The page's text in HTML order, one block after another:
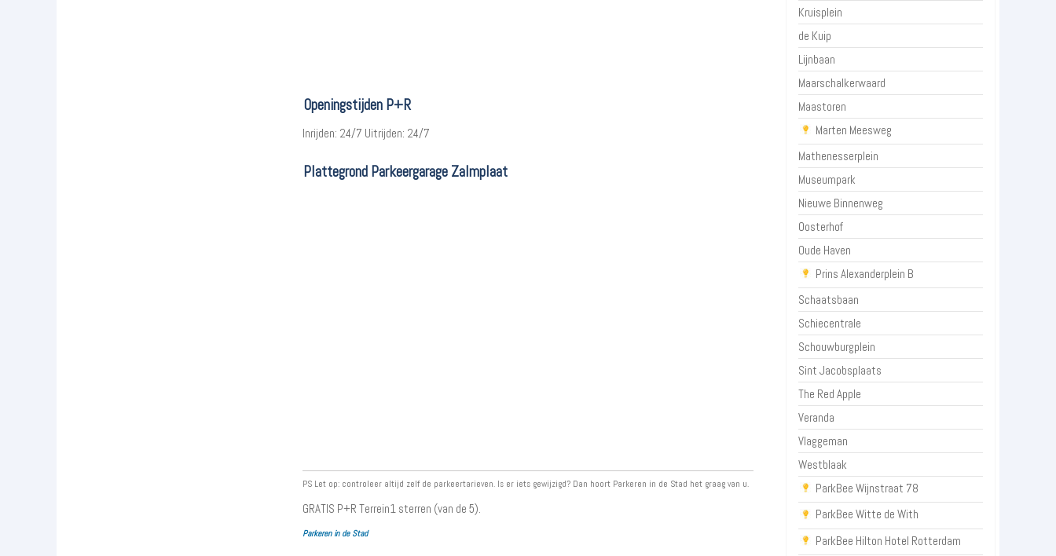
Openingstijden P+R
Inrijden: 24/7 Uitrijden: 24/7
Plattegrond Parkeergarage Zalmplaat
PS Let op: controleer altijd zelf de parkeertarieven. Is er iets gewijzigd? Dan hoort Parkeren in de Stad het graag van u.
GRATIS P+R Terrein1sterren (van de 5).
Parkeren in de Stad
Kruisplein
de Kuip
Lijnbaan
Maarschalkerwaard
Maastoren
Marten Meesweg
Mathenesserplein
Museumpark
Nieuwe Binnenweg
Oosterhof
Oude Haven
Prins Alexanderplein B
Schaatsbaan
Schiecentrale
Schouwburgplein
Sint Jacobsplaats
The Red Apple
Veranda
Vlaggeman
Westblaak
ParkBee Wijnstraat 78
ParkBee Witte de With
ParkBee Hilton Hotel Rotterdam